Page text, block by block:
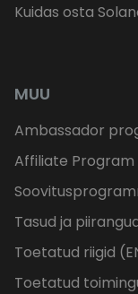
Kuidas osta
MUU
Ambassador
Affiliate Program
Tasud ja
Toetatud riigid
Toetatud